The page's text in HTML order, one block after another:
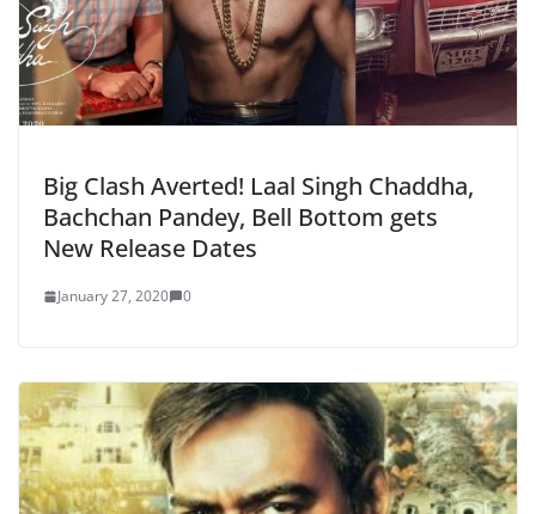
Big Clash Averted! Laal Singh Chaddha,
Bachchan Pandey, Bell Bottom gets
New Release Dates
January 27, 2020 0